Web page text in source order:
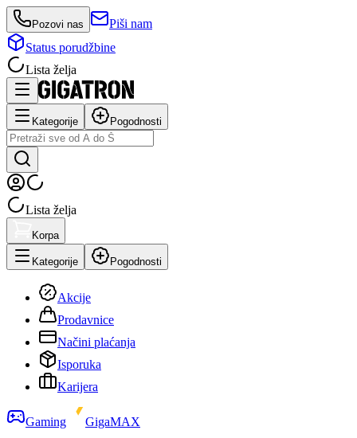
Pozovi nas
Piši nam
Status porudžbine
Lista želja
Kategorije Pogodnosti
Lista želja
Korpa
Kategorije Pogodnosti
Akcije
Prodavnice
Načini plaćanja
Isporuka
Karijera
Gaming
GigaMAX